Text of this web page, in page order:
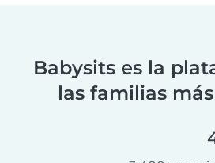
Babysits es la
las familias